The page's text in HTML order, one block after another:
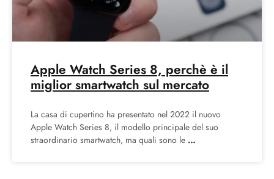
Apple Watch Series 8, perchè è il
miglior smartwatch sul mercato
La casa di cupertino ha presentato nel 2022 il nuovo
Apple Watch Series 8, il modello principale del suo
straordinario smartwatch, ma quali sono le